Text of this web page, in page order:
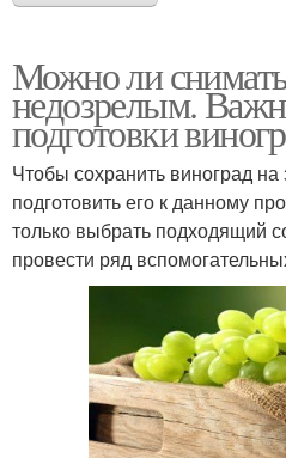
Можно ли
недозрелым.
подготовки
Чтобы сохранить виноград
подготовить его к данному
только выбрать подходящий
провести ряд